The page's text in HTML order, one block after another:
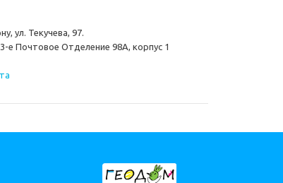
ул. Текучева, 97.
е Почтовое Отделение 98А, корпус 1